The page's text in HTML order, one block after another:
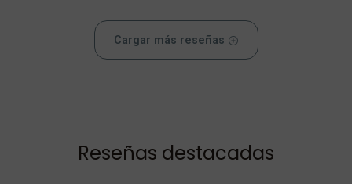
Cargar más reseñas
Reseñas destacadas